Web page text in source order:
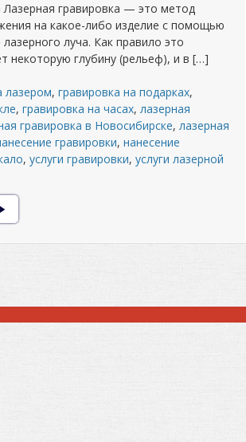
Лазерная гравировка — это метод
на какое-либо изделие с помощью
луча. Как правило это
некоторую глубину (рельеф), и в […]
лазером, гравировка на подарках,
, гравировка на часах, лазерная
гравировка в Новосибирске, лазерная
гравировки, нанесение
, услуги гравировки, услуги лазерной
гравировка